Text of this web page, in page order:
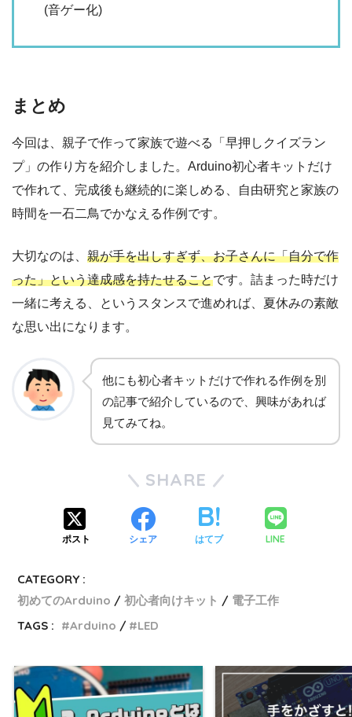
(音ゲー化)
まとめ
今回は、親子で作って家族で遊べる「早押しクイズラン
プ」の作り方を紹介しました。Arduino初心者キットだけ
で作れて、完成後も継続的に楽しめる、自由研究と家族の
時間を一石二鳥でかなえる作例です。
大切なのは、 親が手を出しすぎず、お子さんに「自分で作
った」という達成感を持たせることです。詰まった時だけ
一緒に考える、というスタンスで進めれば、夏休みの素敵
な思い出になります。
他にも初心者キットだけで作れる作例を別
の記事で紹介しているので、興味があれば
見てみてね。
SHARE
ポスト シェア はてブ LINE
CATEGORY :
初めてのArduino
初心者向けキット
電子工作
TAGS :
Arduino LED